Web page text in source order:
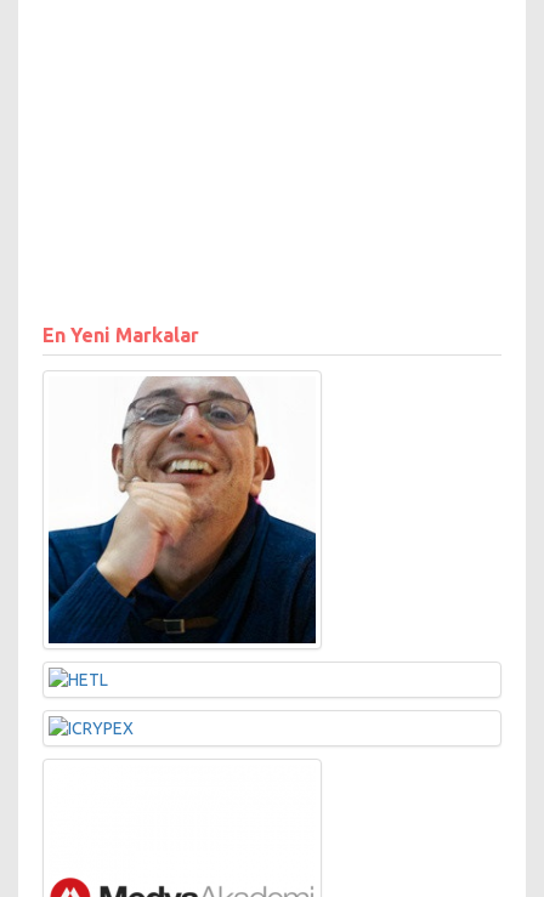
En Yeni Markalar